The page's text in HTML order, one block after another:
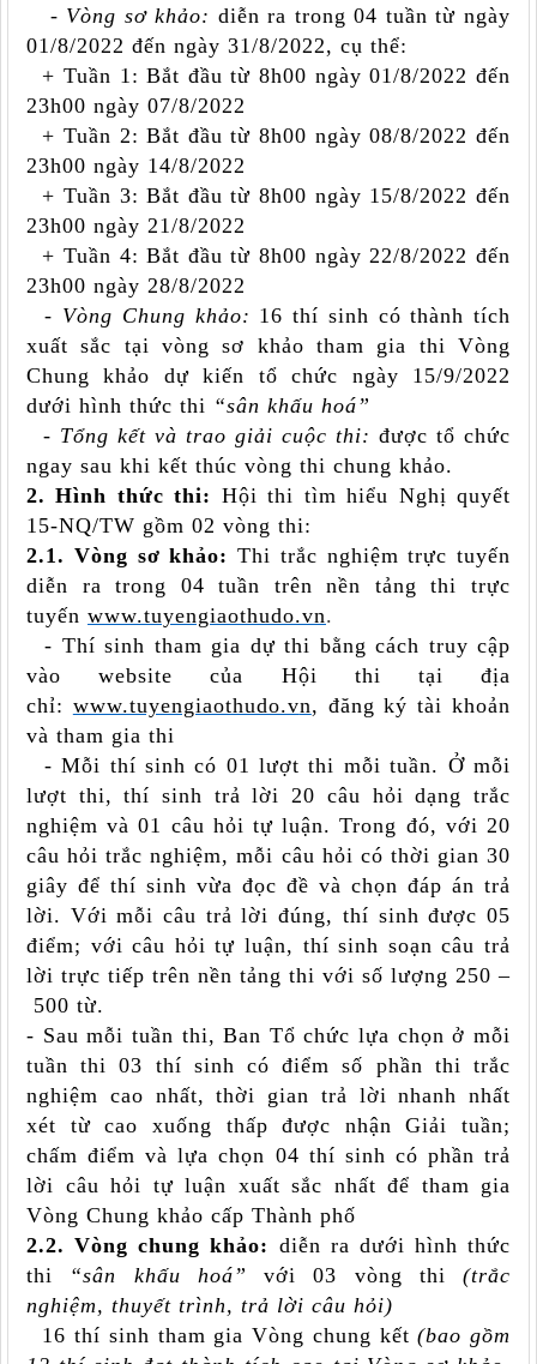
- Vòng sơ khảo: diễn ra trong 04 tuần từ ngày
01/8/2022 đến ngày 31/8/2022, cụ thể:
+ Tuần 1: Bắt đầu từ 8h00 ngày 01/8/2022 đến
23h00 ngày 07/8/2022
+ Tuần 2: Bắt đầu từ 8h00 ngày 08/8/2022 đến
23h00 ngày 14/8/2022
+ Tuần 3: Bắt đầu từ 8h00 ngày 15/8/2022 đến
23h00 ngày 21/8/2022
+ Tuần 4: Bắt đầu từ 8h00 ngày 22/8/2022 đến
23h00 ngày 28/8/2022
- Vòng Chung khảo: 16 thí sinh có thành tích
xuất sắc tại vòng sơ khảo tham gia thi Vòng
Chung khảo dự kiến tổ chức ngày 15/9/2022
dưới hình thức thi “sân khấu hoá”
- Tổng kết và trao giải cuộc thi: được tổ chức
ngay sau khi kết thúc vòng thi chung khảo.
2. Hình thức thi: Hội thi tìm hiểu Nghị quyết
15-NQ/TW gồm 02 vòng thi:
2.1. Vòng sơ khảo: Thi trắc nghiệm trực tuyến
diễn ra trong 04 tuần trên nền tảng thi trực
tuyến www.tuyengiaothudo.vn.
- Thí sinh tham gia dự thi bằng cách truy cập
vào website của Hội thi tại địa
chỉ: www.tuyengiaothudo.vn, đăng ký tài khoản
và tham gia thi
- Mỗi thí sinh có 01 lượt thi mỗi tuần. Ở mỗi
lượt thi, thí sinh trả lời 20 câu hỏi dạng trắc
nghiệm và 01 câu hỏi tự luận. Trong đó, với 20
câu hỏi trắc nghiệm, mỗi câu hỏi có thời gian 30
giây để thí sinh vừa đọc đề và chọn đáp án trả
lời. Với mỗi câu trả lời đúng, thí sinh được 05
điểm; với câu hỏi tự luận, thí sinh soạn câu trả
lời trực tiếp trên nền tảng thi với số lượng 250 –
500 từ.
- Sau mỗi tuần thi, Ban Tổ chức lựa chọn ở mỗi
tuần thi 03 thí sinh có điểm số phần thi trắc
nghiệm cao nhất, thời gian trả lời nhanh nhất
xét từ cao xuống thấp được nhận Giải tuần;
chấm điểm và lựa chọn 04 thí sinh có phần trả
lời câu hỏi tự luận xuất sắc nhất để tham gia
Vòng Chung khảo cấp Thành phố
2.2. Vòng chung khảo: diễn ra dưới hình thức
thi “sân khấu hoá” với 03 vòng thi (trắc
nghiệm, thuyết trình, trả lời câu hỏi)
16 thí sinh tham gia Vòng chung kết(bao gồm